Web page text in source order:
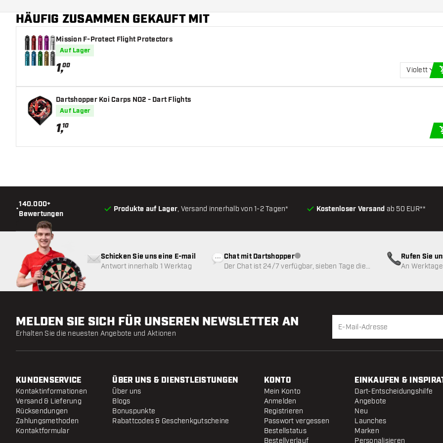
Form Barrelnase
Barrel Gripzone
Barrelform
Gewicht
Barreldurchmesser (MM)
Barrellänge (MM)
HÄUFIG ZUSAMMEN GEKAUFT MIT
Mission F-Protect Flight Protectors
Auf Lager
1,00
Violett
Dartshopper Koi Carps NO2 - Dart Flights
Auf Lager
1,10
•
140.000+
Bewertungen
Produkte auf Lager, Versand innerhalb von 1-2 Tagen* Kostenloser Versand ab 50 EUR**
Schicken Sie uns eine E-mail
Antwort innerhalb 1 Werktag
Chat mit DartshopperKundenservice nicht verfügbar
Der Chat ist 24/7 verfügbar, sieben Tage die
Rufen Sie
An
MELDEN SIE SICH FÜR UNSEREN NEWSLETTER AN
Erhalten Sie die neuesten Angebote und Aktionen
KUNDENSERVICE
Kontaktinformationen
Versand & Lieferung
Rücksendungen
Zahlungsmethoden
Kontaktformular
ÜBER UNS & DIENSTLEISTUNGEN
Über uns
Blogs
Bonuspunkte
Rabattcodes & Geschenkgutscheine
KONTO
Mein Konto
Anmelden
Registrieren
Passwort vergessen
Bestellstatus
Bestellverlauf
EINKAUFEN &
Dart-Entscheidungshilfe
Angebote
Neu
Launches
Marken
Personalisieren